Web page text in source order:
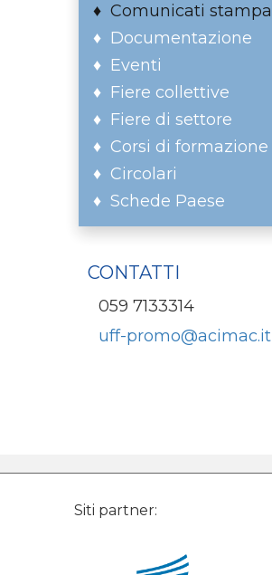
Comunicati stampa
Documentazione
Eventi
Fiere collettive
Fiere di settore
Corsi di formazione
Circolari
Schede Paese
CONTATTI
059 7133314
uff-promo@acimac.it
Siti partner: